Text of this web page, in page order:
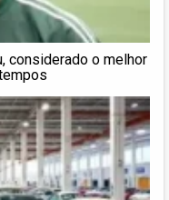
considerado o melhor